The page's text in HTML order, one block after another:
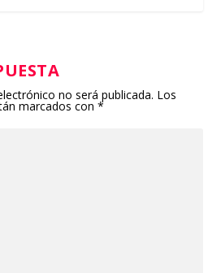
no será publicada. Los
marcados con*